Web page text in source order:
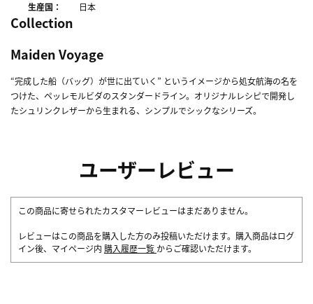
生産国：
日本
Collection
Maiden Voyage
“完成した船（バッグ）が世に出ていく” というイメージから処女航海の名を
つけた、ペッレモルビダのスタンダードライン。オリジナルレシピで開発し
たシュリンクレザーから生まれる、シンプルでシックなシリーズ。
ユーザーレビュー
この商品に寄せられたカスタマーレビューはまだありません。
レビューはこの商品を購入した方のみ投稿いただけます。購入商品はログ
イン後、マイページ内 購入履歴一覧 からご確認いただけます。